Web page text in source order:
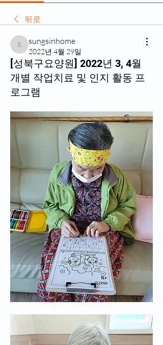
뒤로
sungsinhome
sungsinhome
2022년 4월 29일
[성북구요양원] 2022년 3, 4월
개별 작업치료 및 인지 활동 프
로그램